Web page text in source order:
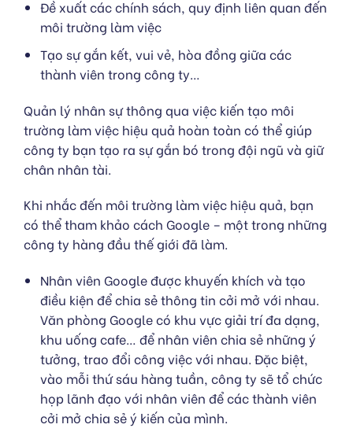
Đề xuất các chính sách, quy định liên quan đến
môi trường làm việc
Tạo sự gắn kết, vui vẻ, hòa đồng giữa các
thành viên trong công ty…
Quản lý nhân sự thông qua việc kiến tạo môi
trường làm việc hiệu quả hoàn toàn có thể giúp
công ty bạn tạo ra sự gắn bó trong đội ngũ và giữ
chân nhân tài.
Khi nhắc đến môi trường làm việc hiệu quả, bạn
có thể tham khảo cách Google – một trong những
công ty hàng đầu thế giới đã làm.
Nhân viên Google được khuyến khích và tạo
điều kiện để chia sẻ thông tin cởi mở với nhau.
Văn phòng Google có khu vực giải trí đa dạng,
khu uống cafe… để nhân viên chia sẻ những ý
tưởng, trao đổi công việc với nhau. Đặc biệt,
vào mỗi thứ sáu hàng tuần, công ty sẽ tổ chức
họp lãnh đạo với nhân viên để các thành viên
cởi mở chia sẻ ý kiến của mình.